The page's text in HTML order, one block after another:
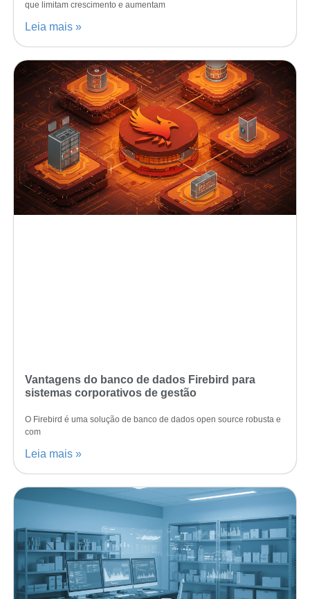
que limitam crescimento e aumentam
Leia mais »
Vantagens do banco de dados Firebird para
sistemas corporativos de gestão
O Firebird é uma solução de banco de dados open source robusta e
com
Leia mais »